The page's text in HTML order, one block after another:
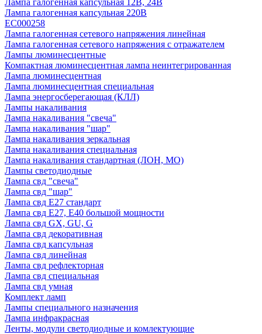
Лампа галогенная капсульная 12В, 24В
Лампа галогенная капсульная 220В
EC000258
Лампа галогенная сетевого напряжения линейная
Лампа галогенная сетевого напряжения с отражателем
Лампы люминесцентные
Компактная люминесцентная лампа неинтегрированная
Лампа люминесцентная
Лампа люминесцентная специальная
Лампа энергосберегающая (КЛЛ)
Лампы накаливания
Лампа накаливания "свеча"
Лампа накаливания "шар"
Лампа накаливания зеркальная
Лампа накаливания специальная
Лампа накаливания стандартная (ЛОН, МО)
Лампы светодиодные
Лампа свд "свеча"
Лампа свд "шар"
Лампа свд E27 стандарт
Лампа свд E27, Е40 большой мощности
Лампа свд GX, GU, G
Лампа свд декоративная
Лампа свд капсульная
Лампа свд линейная
Лампа свд рефлекторная
Лампа свд специальная
Лампа свд умная
Комплект ламп
Лампы специального назначения
Лампа инфракрасная
Ленты, модули светодиодные и комлектующие